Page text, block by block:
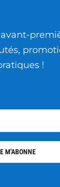
avant-
!
M'ABONNE